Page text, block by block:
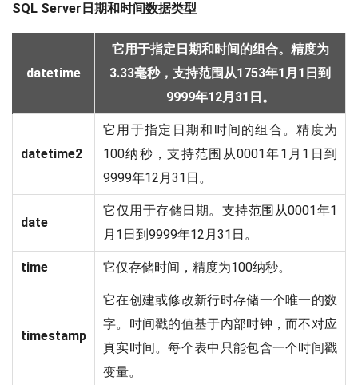
SQL Server日期和时间数据类型
datetime
它用于指定日期和时间的组合。精度为
3.33毫秒，支持范围从1753年1月1日到
9999年12月31日。
datetime2
它用于指定日期和时间的组合。精度为
100纳秒，支持范围从0001年1月1日到
9999年12月31日。
date
它仅用于存储日期。支持范围从0001年1
月1日到9999年12月31日。
time 它仅存储时间，精度为100纳秒。
timestamp
它在创建或修改新行时存储一个唯一的数
字。时间戳的值基于内部时钟，而不对应
真实时间。每个表中只能包含一个时间戳
变量。